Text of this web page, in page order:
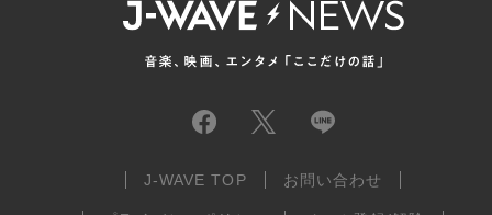
J-WAVE TOP お問い合わせ